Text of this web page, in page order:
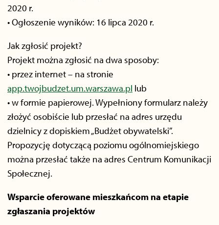
2020 r.
• Ogłoszenie wyników: 16 lipca 2020 r.
Jak zgłosić projekt?
Projekt można zgłosić na dwa sposoby:
• przez internet – na stronie
app.twojbudzet.um.warszawa.pl lub
• w formie papierowej. Wypełniony formularz należy
złożyć osobiście lub przesłać na adres urzędu
dzielnicy z dopiskiem „Budżet obywatelski”.
Propozycję dotyczącą poziomu ogólnomiejskiego
można przesłać także na adres Centrum Komunikacji
Społecznej.
Wsparcie oferowane mieszkańcom na etapie
zgłaszania projektów